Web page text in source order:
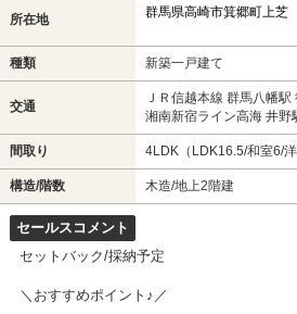
所在地 群馬県高崎市箕郷町上芝
種類 新築一戸建て
交通
ＪＲ信越本線 群馬八幡
湘南新宿ライン高海 井野
間取り 4LDK（LDK16.5/和室6/洋
構造/階数 木造/地上2階建
セールスコメント
セットバック/採納予定
＼おすすめポイント♪／